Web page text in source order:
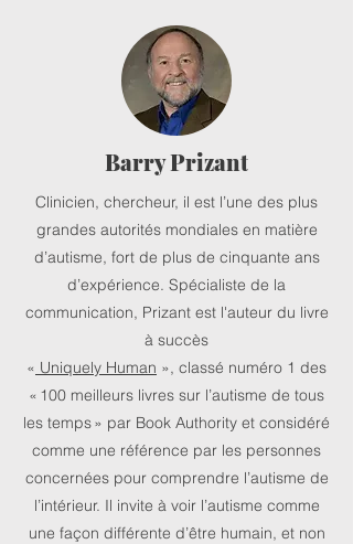
Barry Prizant
Clinicien, chercheur, il est l’une des plus
grandes autorités mondiales en matière
d’autisme, fort de plus de cinquante ans
d’expérience. Spécialiste de la
communication, Prizant est l'auteur du livre
à succès
« Uniquely Human », classé numéro 1 des
« 100 meilleurs livres sur l’autisme de tous
les temps » par Book Authority et considéré
comme une référence par les personnes
concernées pour comprendre l’autisme de
l’intérieur. Il invite à voir l’autisme comme
une façon différente d’être humain, et non